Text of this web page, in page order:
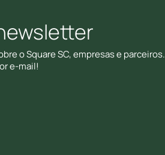
o Square SC, empresas e parceiros.
e-mail!